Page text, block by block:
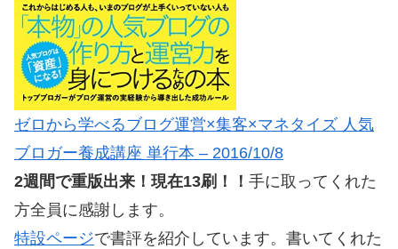
ゼロから学べるブログ運営×集客×マネタイズ 人気
ブロガー養成講座 単行本 – 2016/10/8
2週間で重版出来！現在13刷！！ 手に取ってくれた
方全員に感謝します。
特設ページで書評を紹介しています。書いてくれた